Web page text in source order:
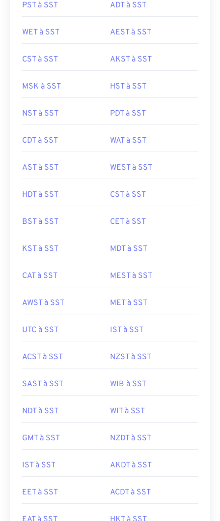
PST à SST ADT à SST
WET à SST AEST à SST
CST à SST AKST à SST
MSK à SST HST à SST
NST à SST PDT à SST
CDT à SST WAT à SST
AST à SST WEST à SST
HDT à SST CST à SST
BST à SST CET à SST
KST à SST MDT à SST
CAT à SST MEST à SST
AWST à SST MET à SST
UTC à SST IST à SST
ACST à SST NZST à SST
SAST à SST WIB à SST
NDT à SST WIT à SST
GMT à SST NZDT à SST
IST à SST AKDT à SST
EET à SST ACDT à SST